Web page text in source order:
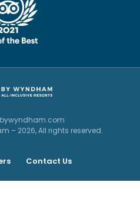
– 2026, All rights reserved.
Contact Us